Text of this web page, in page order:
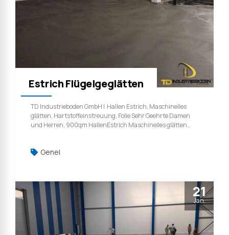
Genel
Estrich Flügelgeglätten
TD Industrieboden GmbH | Hallen Estrich, Maschinelles
glätten, Hartstoffeinstreuung, Folie Sehr Geehrte Damen
und Herren, 900qm HallenEstrich Maschinelles glätten
21
Jan.